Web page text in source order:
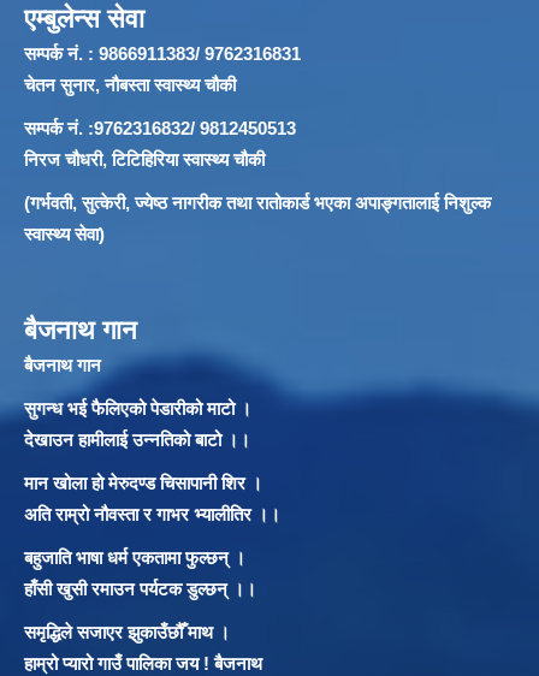
एम्बुलेन्स सेवा
सम्पर्क नं. : 9866911383/ 9762316831
चेतन सुनार, नौबस्ता स्वास्थ्य चौकी
सम्पर्क नं. :9762316832/ 9812450513
निरज चौधरी, टिटिहिरिया स्वास्थ्य चौकी
(गर्भवती, सुत्केरी, ज्येष्ठ नागरीक तथा रातोकार्ड भएका अपाङ्गतालाई निशुल्क
स्वास्थ्य सेवा)
बैजनाथ गान
बैजनाथ गान
सुगन्ध भई फैलिएको पेडारीको माटो ।
देखाउन हामीलाई उन्नतिको बाटो ।।
मान खोला हो मेरुदण्ड चिसापानी शिर ।
अति राम्रो नौवस्ता र गाभर भ्यालीतिर ।।
बहुजाति भाषा धर्म एकतामा फुल्छन् ।
हाँसी खुसी रमाउन पर्यटक डुल्छन् ।।
समृद्धिले सजाएर झुकाउँछौँ माथ ।
हाम्रो प्यारो गाउँ पालिका जय ! बैजनाथ